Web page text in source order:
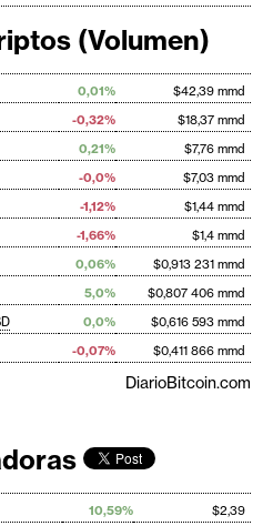
(Volumen)
0,01%
$42,39 mmd
-0,32%
$18,37 mmd
0,21%
$7,76 mmd
-0,0%
$7,03 mmd
-1,12%
$1,44 mmd
-1,66%
$1,4 mmd
0,06%
$0,913 231 mmd
5,0%
$0,807 406 mmd
0,0%
$0,616 593 mmd
-0,07% $0,411 866 mmd
DiarioBitcoin.com
10,59%
$2,39